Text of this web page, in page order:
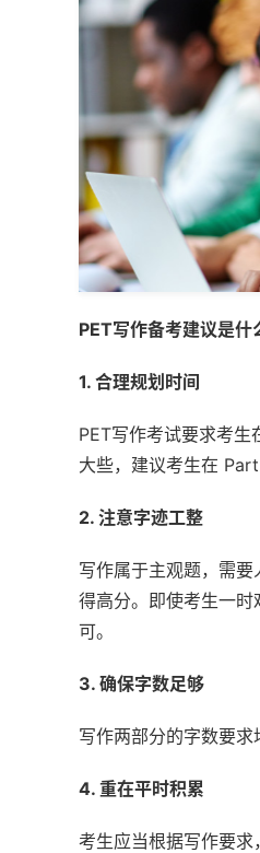
PET写作备考建议是什
1. 合理规划时间
PET写作考试要求考
大些，建议考生在
2. 注意字迹工整
写作属于主观题，需
得高分。即使考生一
可。
3. 确保字数足够
写作两部分的字数要
4. 重在平时积累
考生应当根据写作要